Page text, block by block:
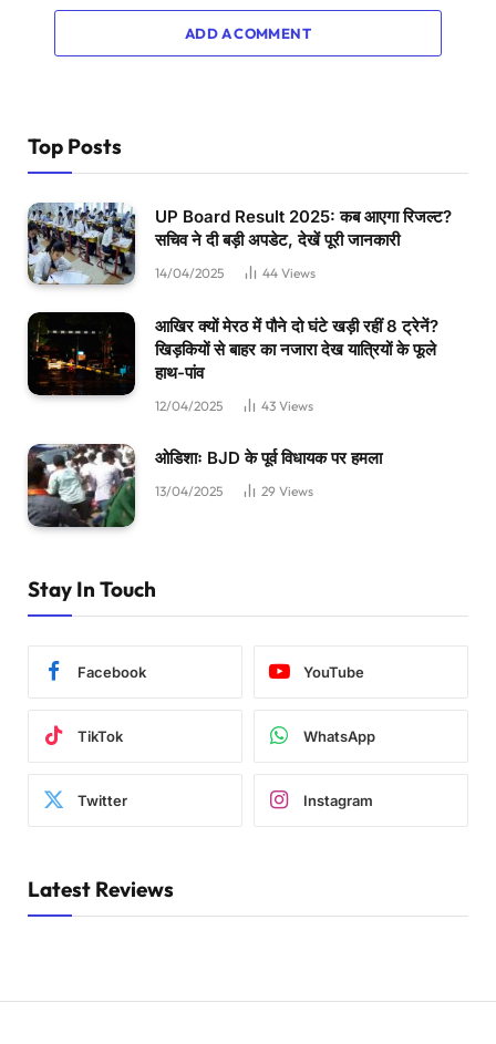
ADD A COMMENT
Top Posts
UP Board Result 2025: कब आएगा रिजल्ट?
सचिव ने दी बड़ी अपडेट, देखें पूरी जानकारी
14/04/2025 44 Views
आखिर क्यों मेरठ में पौने दो घंटे खड़ी रहीं 8 ट्रेनें?
खिड़कियों से बाहर का नजारा देख यात्रियों के फूले
हाथ-पांव
12/04/2025 43 Views
ओडिशाः BJD के पूर्व विधायक पर हमला
13/04/2025 29 Views
Stay In Touch
Facebook YouTube
TikTok WhatsApp
Twitter Instagram
Latest Reviews